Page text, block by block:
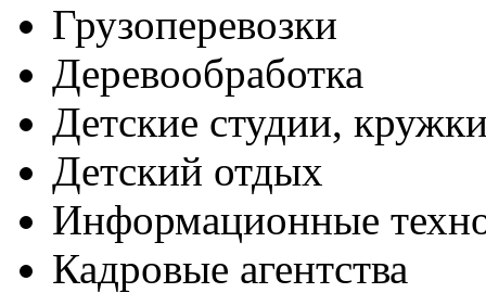
Грузоперевозки
Деревообработка
Детские студии,
Детский отдых
Информационные
Кадровые агентства